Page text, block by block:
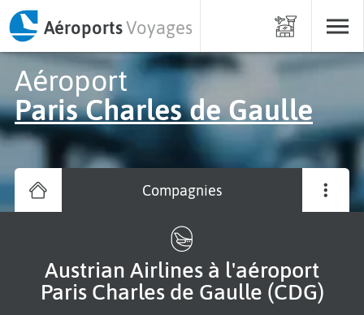
AéroportsVoyages
Aéroport
Paris Charles de Gaulle
Compagnies
Austrian Airlines à l'aéroport
Paris Charles de Gaulle (CDG)